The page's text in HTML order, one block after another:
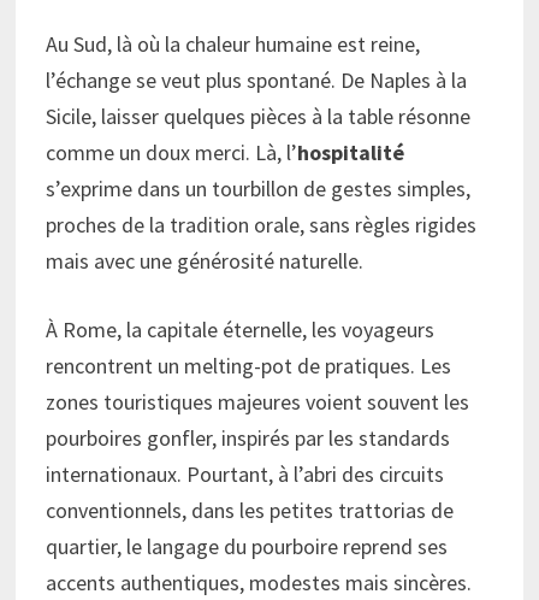
Au Sud, là où la chaleur humaine est reine,
l’échange se veut plus spontané. De Naples à la
Sicile, laisser quelques pièces à la table résonne
comme un doux merci. Là, l’hospitalité
s’exprime dans un tourbillon de gestes simples,
proches de la tradition orale, sans règles rigides
mais avec une générosité naturelle.
À Rome, la capitale éternelle, les voyageurs
rencontrent un melting-pot de pratiques. Les
zones touristiques majeures voient souvent les
pourboires gonfler, inspirés par les standards
internationaux. Pourtant, à l’abri des circuits
conventionnels, dans les petites trattorias de
quartier, le langage du pourboire reprend ses
accents authentiques, modestes mais sincères.